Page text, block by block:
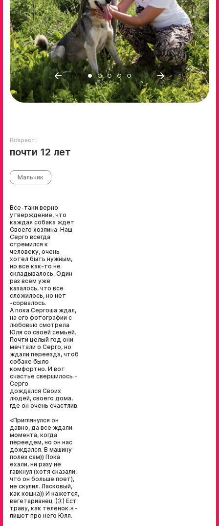
Возраст:
почти 12 лет
Мальчик
Все-таки верно
утверждение, что
каждая собака ждет
Своего хозяина. Наш
Серго всегда
стремился к
человеку, очень
хотел быть нужным,
но все как-то не
складывалось. Один
раз всем уже
казалось, что все
сложилось, но нет
-сорвалось.
А пока Сергоша ждал,
на его фотографии с
любовью смотрела
Юля со своей семьей.
Почти целый год они
мечтали о Серго, но
ждали переезда, чтоб
собаке было
комфортно. И вот
счастье свершилось -
Серго
дождался Своих
людей, своего дома,
где он очень счастлив.
«Приглянулся он
давно, да все ждали
момента, когда
переедем, но он нас
дождался. В машину
полез сам)) Пока
ехали, ни разу не
гавкнул (хотя сказали,
что он больше поет),
не скулил. Ласковый,
как кошка)) И кажется,
вегетарианец :):):) Ест
траву, как теленок.» -
пишет про него Юля.